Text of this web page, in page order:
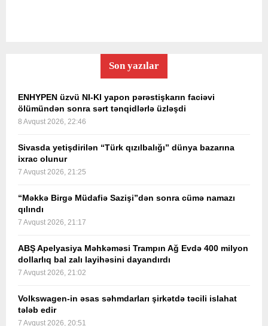
Son yazılar
ENHYPEN üzvü NI-KI yapon pərəstişkarın faciəvi
ölümündən sonra sərt tənqidlərlə üzləşdi
8 Avqust 2026, 22:46
Sivasda yetişdirilən “Türk qızılbalığı” dünya bazarına
ixrac olunur
7 Avqust 2026, 21:25
“Məkkə Birgə Müdafiə Sazişi”dən sonra cümə namazı
qılındı
7 Avqust 2026, 21:17
ABŞ Apelyasiya Məhkəməsi Trampın Ağ Evdə 400 milyon
dollarlıq bal zalı layihəsini dayandırdı
7 Avqust 2026, 21:02
Volkswagen-in əsas səhmdarları şirkətdə təcili islahat
tələb edir
7 Avqust 2026, 20:51